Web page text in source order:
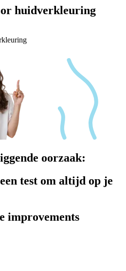
huidverkleuring
oorzaak:
test om altijd op je
improvements